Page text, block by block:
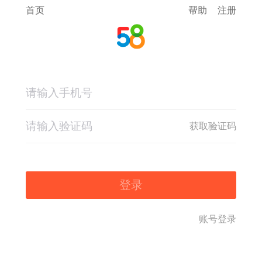
首页 帮助 注册
获取验证码
登录
账号登录